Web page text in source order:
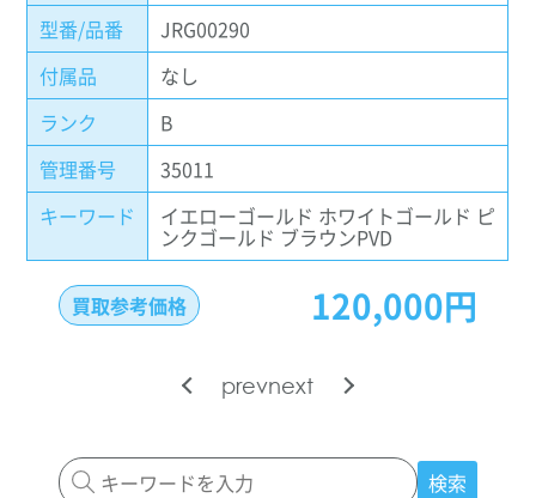
型番/品番
JRG00290
付属品
なし
ランク
B
管理番号
35011
キーワード
イエローゴールド ホワイトゴールド ピ
ンクゴールド ブラウンPVD
買取参考価格 120,000円
prevnext
検索